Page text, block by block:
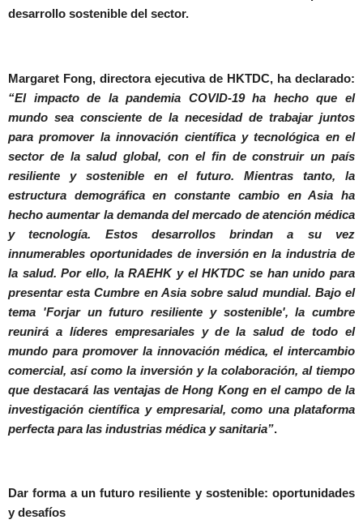
desarrollo sostenible del sector.
Margaret Fong, directora ejecutiva de HKTDC, ha declarado:
“El impacto de la pandemia COVID-19 ha hecho que el
mundo sea consciente de la necesidad de trabajar juntos
para promover la innovación científica y tecnológica en el
sector de la salud global, con el fin de construir un país
resiliente y sostenible en el futuro. Mientras tanto, la
estructura demográfica en constante cambio en Asia ha
hecho aumentar la demanda del mercado de atención médica
y tecnología. Estos desarrollos brindan a su vez
innumerables oportunidades de inversión en la industria de
la salud. Por ello, la RAEHK y el HKTDC se han unido para
presentar esta Cumbre en Asia sobre salud mundial. Bajo el
tema 'Forjar un futuro resiliente y sostenible', la cumbre
reunirá a líderes empresariales y de la salud de todo el
mundo para promover la innovación médica, el intercambio
comercial, así como la inversión y la colaboración, al tiempo
que destacará las ventajas de Hong Kong en el campo de la
investigación científica y empresarial, como una plataforma
perfecta para las industrias médica y sanitaria”.
Dar forma a un futuro resiliente y sostenible: oportunidades
y desafíos